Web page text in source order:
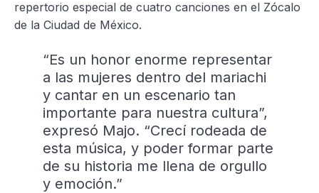
repertorio especial de cuatro canciones en el Zócalo
de la Ciudad de México.
“Es un honor enorme representar
a las mujeres dentro del mariachi
y cantar en un escenario tan
importante para nuestra cultura”,
expresó Majo. “Crecí rodeada de
esta música, y poder formar parte
de su historia me llena de orgullo
y emoción.”